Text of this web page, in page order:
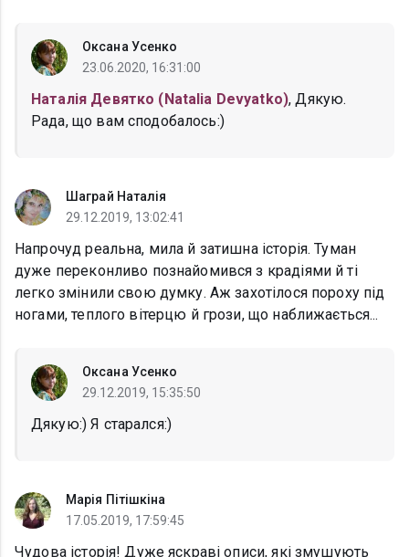
Оксана Усенко
23.06.2020, 16:31:00
Наталія Девятко (Natalia Devyatko), Дякую.
Рада, що вам сподобалось:)
Шаграй Наталія
29.12.2019, 13:02:41
Напрочуд реальна, мила й затишна історія. Туман
дуже переконливо познайомився з крадіями й ті
легко змінили свою думку. Аж захотілося пороху під
ногами, теплого вітерцю й грози, що наближається...
Оксана Усенко
29.12.2019, 15:35:50
Дякую:) Я старался:)
Марія Пітішкіна
17.05.2019, 17:59:45
Чудова історія! Дуже яскраві описи, які змушують